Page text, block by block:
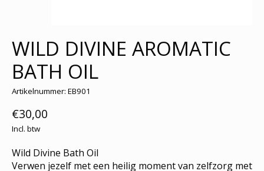
WILD DIVINE AROMATIC
BATH OIL
Artikelnummer: EB901
€30,00
Incl. btw
Wild Divine Bath Oil
Verwen jezelf met een heilig moment van zelfzorg met